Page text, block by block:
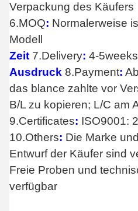
Verpackung des Käufers
6.MOQ: Normalerweise
Modell
Zeit 7.Delivery: 4-
Ausdruck 8.Payment:
das blance zahlte vor
B/L zu kopieren; L/C am
9.Certificates: ISO9001:
10.Others: Die Marke
Entwurf der Käufer sind
Freie Proben und
verfügbar